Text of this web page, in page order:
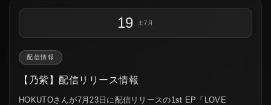
19 土 7月
配信情報
【乃紫】配信リリース情報
HOKUTOさんが7月23日に配信リリースの1st EP「LOVE